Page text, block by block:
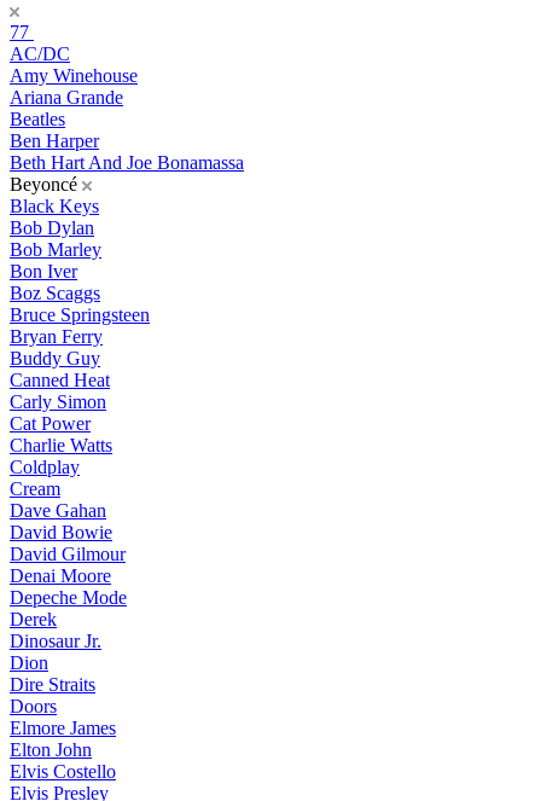
77
AC/DC
Amy Winehouse
Ariana Grande
Beatles
Ben Harper
Beth Hart And Joe Bonamassa
Beyoncé
Black Keys
Bob Dylan
Bob Marley
Bon Iver
Boz Scaggs
Bruce Springsteen
Bryan Ferry
Buddy Guy
Canned Heat
Carly Simon
Cat Power
Charlie Watts
Coldplay
Cream
Dave Gahan
David Bowie
David Gilmour
Denai Moore
Depeche Mode
Derek
Dinosaur Jr.
Dion
Dire Straits
Doors
Elmore James
Elton John
Elvis Costello
Elvis Presley